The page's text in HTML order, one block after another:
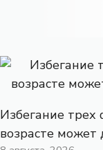
Избегание трех
возрасте может